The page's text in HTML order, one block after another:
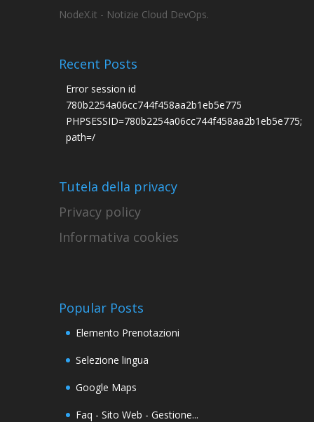
NodeX.it - Notizie Cloud DevOps.
Recent Posts
Error session id
780b2254a06cc744f458aa2b1eb5e775
PHPSESSID=780b2254a06cc744f458aa2b1eb5e775;
path=/
Tutela della privacy
Privacy policy
Informativa cookies
Popular Posts
Elemento Prenotazioni
Selezione lingua
Google Maps
Faq - Sito Web - Gestione...